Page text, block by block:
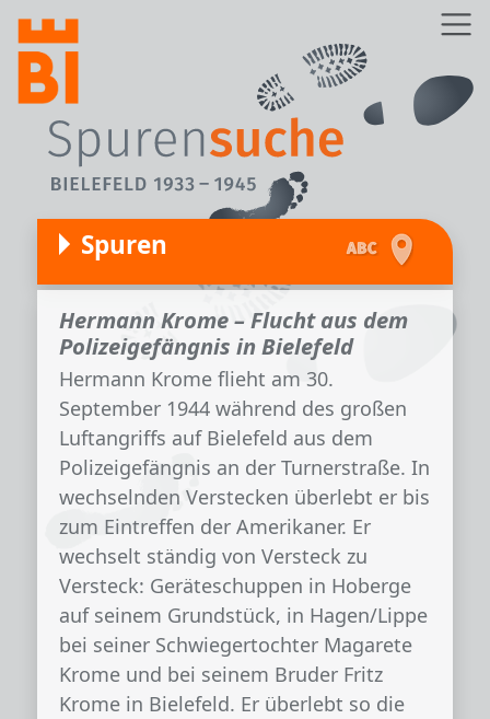
Direkt zum Inhalt
Spuren
Hermann Krome – Flucht aus dem
Polizeigefängnis in Bielefeld
Hermann Krome flieht am 30.
September 1944 während des großen
Luftangriffs auf Bielefeld aus dem
Polizeigefängnis an der Turnerstraße. In
wechselnden Verstecken überlebt er bis
zum Eintreffen der Amerikaner. Er
wechselt ständig von Versteck zu
Versteck: Geräteschuppen in Hoberge
auf seinem Grundstück, in Hagen/Lippe
bei seiner Schwiegertochter Magarete
Krome und bei seinem Bruder Fritz
Krome in Bielefeld. Er überlebt so die